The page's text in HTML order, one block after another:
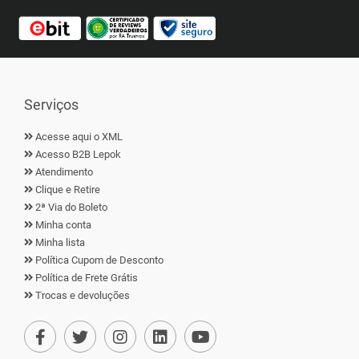
Serviços
Acesse aqui o XML
Acesso B2B Lepok
Atendimento
Clique e Retire
2ª Via do Boleto
Minha conta
Minha lista
Política Cupom de Desconto
Política de Frete Grátis
Trocas e devoluções